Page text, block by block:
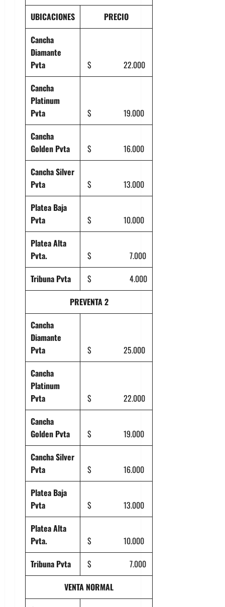
UBICACIONES
PRECIO
Cancha
Diamante
Pvta
$ 22.000
Cancha
Platinum
Pvta
$ 19.000
Cancha
Golden Pvta
$ 16.000
Cancha Silver
Pvta
$ 13.000
Platea Baja
Pvta
$ 10.000
Platea Alta
Pvta.
$ 7.000
Tribuna Pvta
$ 4.000
PREVENTA 2
Cancha
Diamante
Pvta
$ 25.000
Cancha
Platinum
Pvta
$ 22.000
Cancha
Golden Pvta
$ 19.000
Cancha Silver
Pvta
$ 16.000
Platea Baja
Pvta
$ 13.000
Platea Alta
Pvta.
$ 10.000
Tribuna Pvta
$ 7.000
VENTA NORMAL